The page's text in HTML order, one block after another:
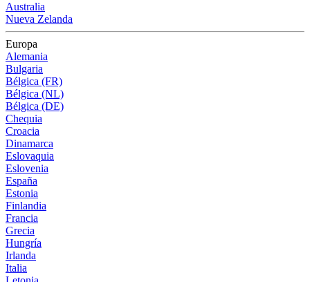
Australia
Nueva Zelanda
Europa
Alemania
Bulgaria
Bélgica (FR)
Bélgica (NL)
Bélgica (DE)
Chequia
Croacia
Dinamarca
Eslovaquia
Eslovenia
España
Estonia
Finlandia
Francia
Grecia
Hungría
Irlanda
Italia